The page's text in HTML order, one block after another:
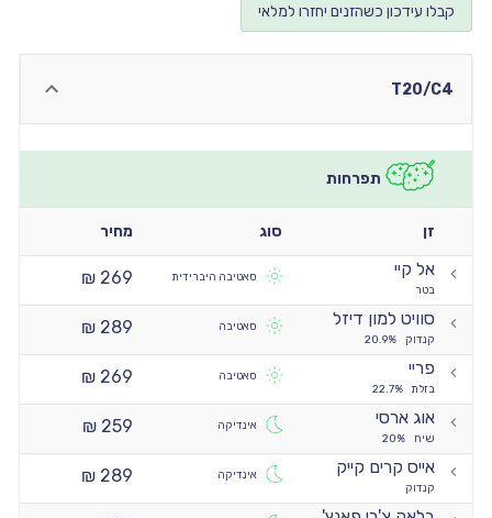
קבלו עידכון כשהזנים יחזרו למלאי
T20/C4
תפרחות
זן סוג מחיר
אל קיי
בטר
סאטיבה היברידית
269 ₪
סוויט למון דיזל
קנדוק 20.9%
סאטיבה
289 ₪
פריי
בזלת 22.7%
סאטיבה
269 ₪
אוג ארסי
שיח 20%
אינדיקה
259 ₪
אייס קרים קייק
קנדוק
אינדיקה
289 ₪